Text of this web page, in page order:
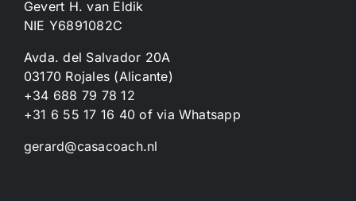
Gevert H. van Eldik
NIE Y6891082C
Avda. del Salvador 20A
03170 Rojales (Alicante)
+34 688 79 78 12
+31 6 55 17 16 40 ofvia Whatsapp
gerard@casacoach.nl